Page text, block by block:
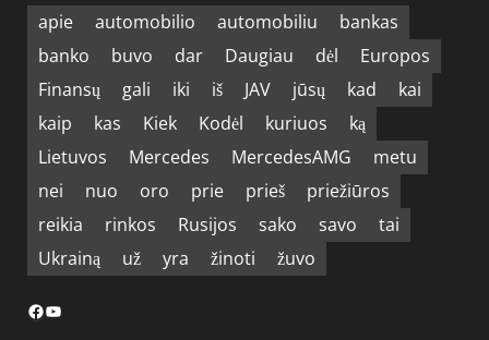
apie automobilio automobiliu
bankas
banko
buvo dar Daugiau dėl
Europos
Finansų
gali iki iš JAV jūsų kad
kai
kaip
kas Kiek Kodėl kuriuos
ką
Lietuvos
Mercedes MercedesAMG
metu
nei
nuo oro prie prieš
priežiūros
reikia
rinkos Rusijos sako savo
tai
Ukrainą
už yra žinoti žuvo
Facebook
YouTube